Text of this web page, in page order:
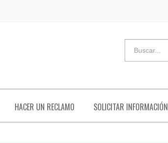
HACER UN RECLAMO SOLICITAR INFORMACIÓN